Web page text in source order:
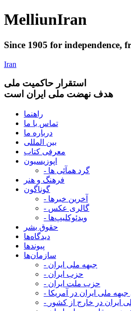
MelliunIran
Since 1905 for independence,
Iran
استقرار حاکميت ملی
هدف نهضت ملی ایران است
راهنما
تماس با ما
درباره ما
بین المللی
معرفی کتاب
اپوزیسیون
- گرد همآئی ها
فرهنگ و هنر
گوناگون
- آخرین خبرها
- گالری عکس
- ویدئوکلیپ‌ها
حقوق بشر
دیدگاه‌ها
پیوندها
سازمان‌ها
- جبهه ملی ایران
- حزب ایران
- حزب ملت ایران
جبهه ملی ایران در آمریکا
ایران در خارج از کشور